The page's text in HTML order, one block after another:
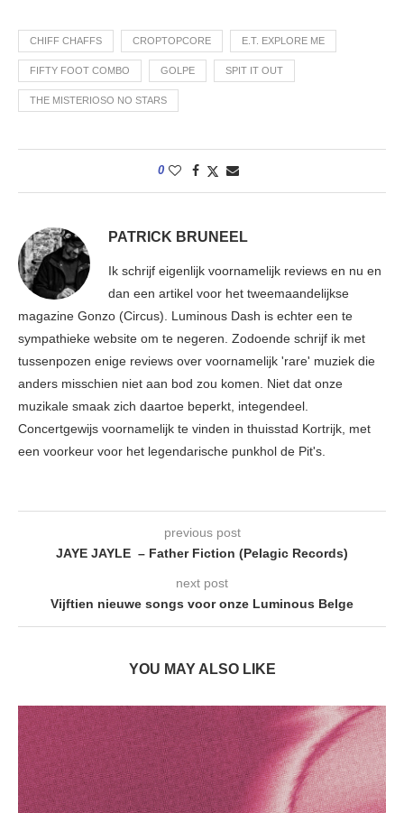
CHIFF CHAFFS CROPTOPCORE E.T. EXPLORE ME
FIFTY FOOT COMBO GOLPE SPIT IT OUT
THE MISTERIOSO NO STARS
0
PATRICK BRUNEEL
Ik schrijf eigenlijk voornamelijk reviews en nu en
dan een artikel voor het tweemaandelijkse
magazine Gonzo (Circus). Luminous Dash is echter een te
sympathieke website om te negeren. Zodoende schrijf ik met
tussenpozen enige reviews over voornamelijk 'rare' muziek die
anders misschien niet aan bod zou komen. Niet dat onze
muzikale smaak zich daartoe beperkt, integendeel.
Concertgewijs voornamelijk te vinden in thuisstad Kortrijk, met
een voorkeur voor het legendarische punkhol de Pit's.
previous post
JAYE JAYLE – Father Fiction (Pelagic Records)
next post
Vijftien nieuwe songs voor onze Luminous Belge
YOU MAY ALSO LIKE